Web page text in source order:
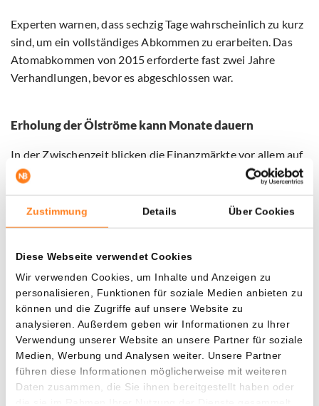
Zustimmung Details Über Cookies
Diese Webseite verwendet Cookies
Wir verwenden Cookies, um Inhalte und Anzeigen zu
personalisieren, Funktionen für soziale Medien anbieten zu
können und die Zugriffe auf unsere Website zu
analysieren. Außerdem geben wir Informationen zu Ihrer
Verwendung unserer Website an unsere Partner für soziale
Medien, Werbung und Analysen weiter. Unsere Partner
führen diese Informationen möglicherweise mit weiteren
Daten zusammen, die Sie ihnen bereitgestellt haben oder
Experten warnen, dass sechzig Tage wahrscheinlich zu kurz
sind, um ein vollständiges Abkommen zu erarbeiten. Das
Atomabkommen von 2015 erforderte fast zwei Jahre
Verhandlungen, bevor es abgeschlossen war.
Erholung der Ölströme kann Monate dauern
In der Zwischenzeit blicken die Finanzmärkte vor allem auf
die Situation in der Straße von Hormus. Die wichtige
geöffnet, was den Ölpreis in dieser Woche stark sinken ließ.
kann, bis die Öl- und Gasströme vollständig
wiederhergestellt sind. Daher bleibt jede Entwicklung rund
um die Verhandlungen zwischen den USA und Iran von
großer Bedeutung für die Weltwirtschaft.
Vorläufig ist unklar, wann beide Länder wieder an den
Verhandlungstisch zurückkehren. Die Verschiebung zeigt,
wie anfällig der diplomatische Prozess bleibt, trotz der